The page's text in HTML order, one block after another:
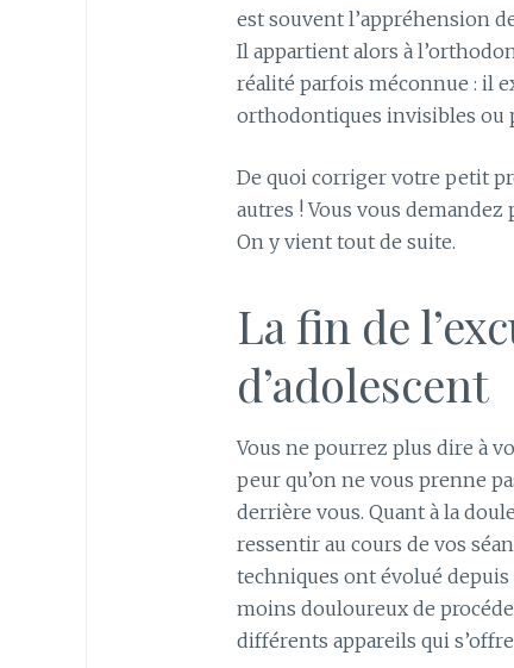
est souvent l’appréhension
Il appartient alors à
réalité parfois méconnue : il
orthodontiques invisibles ou
De quoi corriger votre petit
autres ! Vous vous demandez
On y vient tout de suite.
La fin de
d’adolescent
Vous ne pourrez plus dire à
peur qu’on ne vous prenne
derrière vous. Quant à la
ressentir au cours de vos
techniques ont évolué
moins douloureux de
différents appareils qui